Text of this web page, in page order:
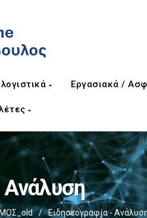
Εργασιακά /
Ανάλυση
/ Ειδησεογραφία -